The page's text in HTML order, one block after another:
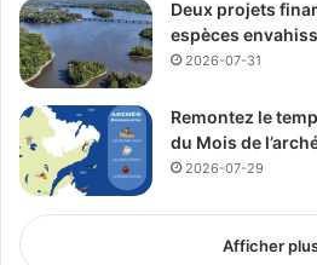
Publicité sponsorisée par la conseillère
De Cotis, conseiller municipal
Deux projets
espèces
2026-07-31
Remontez le
du Mois de
2026-07-29
Afficher